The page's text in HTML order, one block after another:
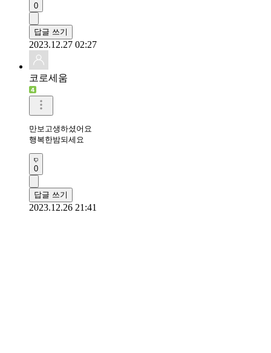
0
답글 쓰기
2023.12.27 02:27
코로세움
만보고생하셨어요
행복한밤되세요
0
답글 쓰기
2023.12.26 21:41